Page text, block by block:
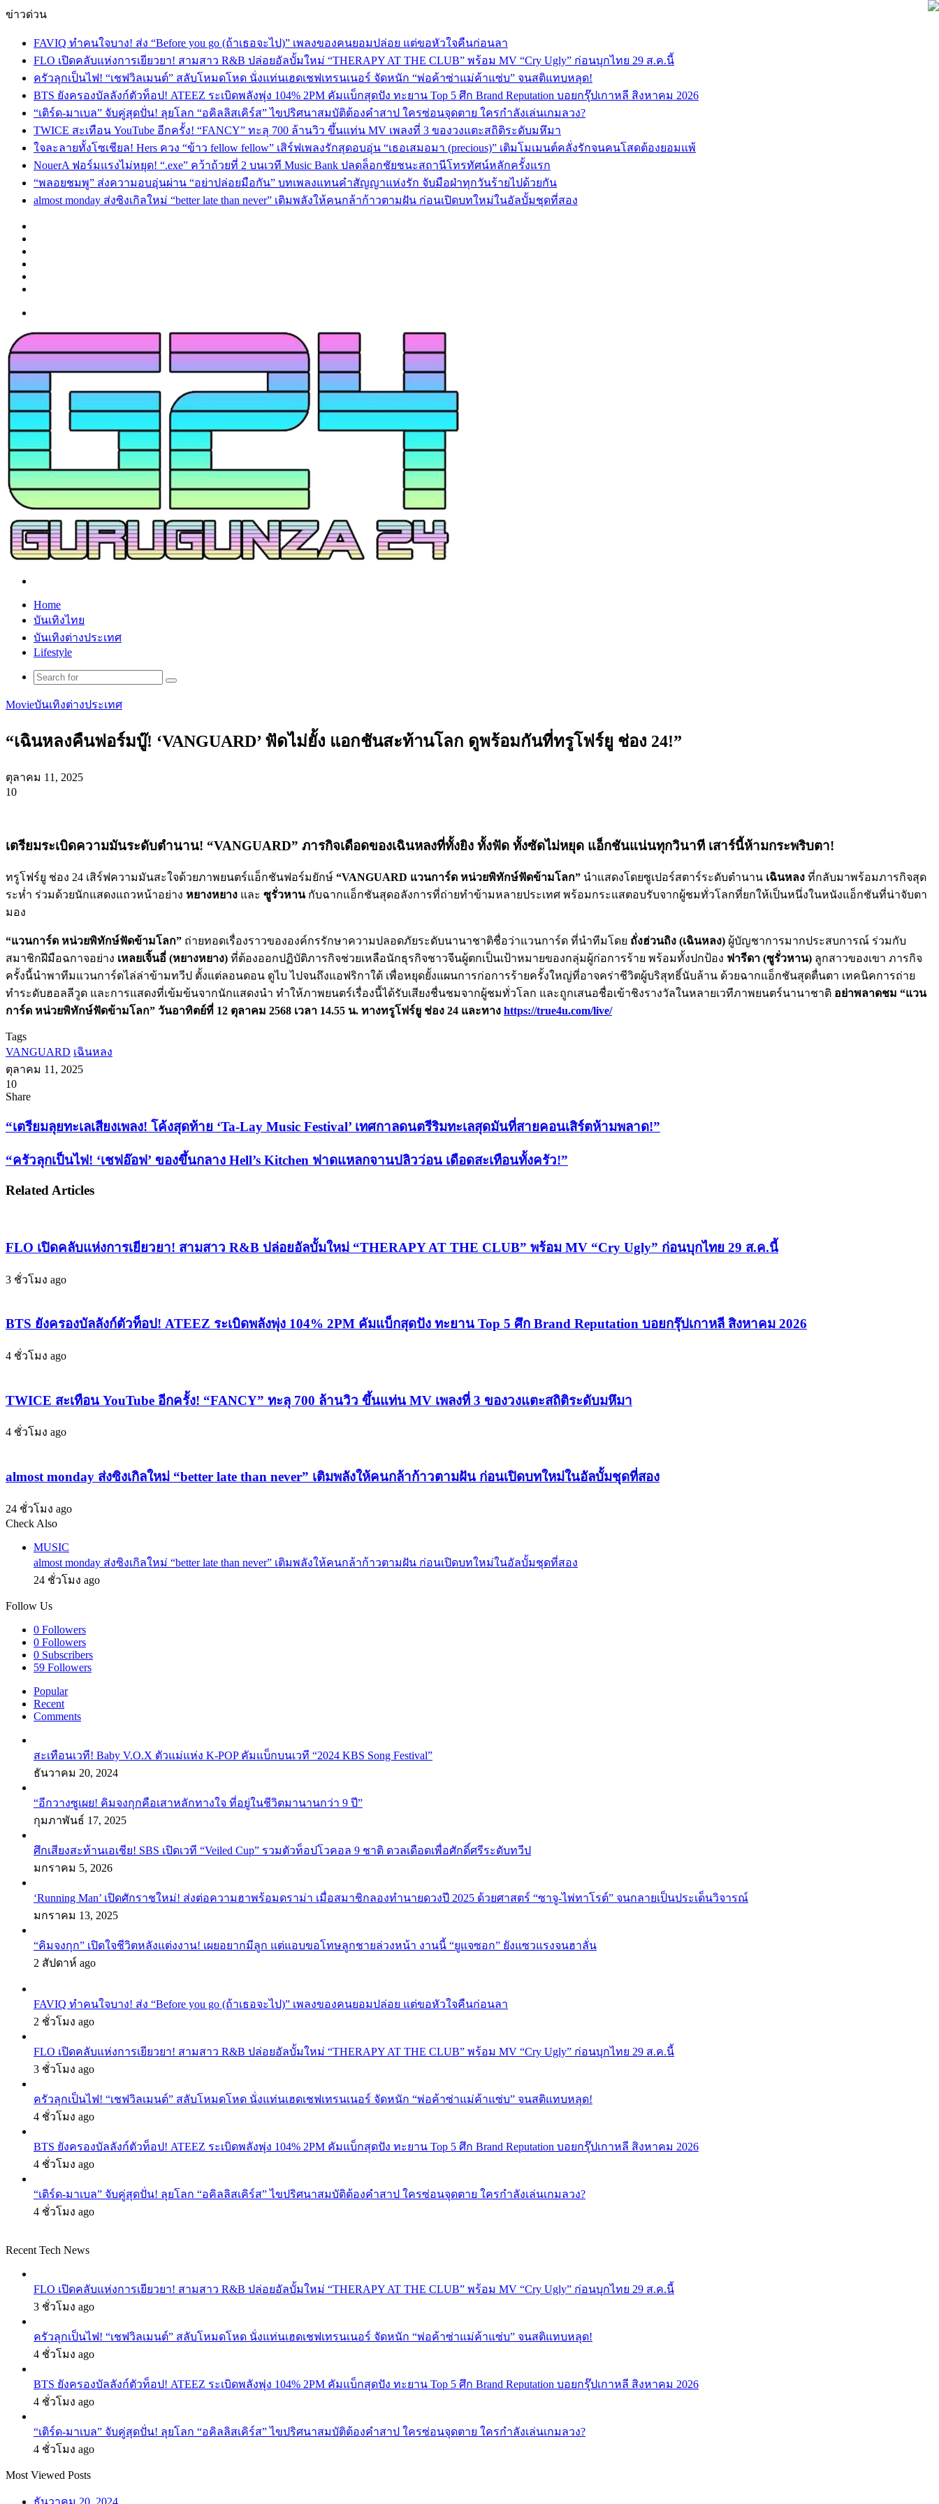
ข่าวด่วน
FAVIQ ทำคนใจบาง! ส่ง “Before you go (ถ้าเธอจะไป)” เพลงของคนยอมปล่อย แต่ขอหัวใจคืนก่อนลา
FLO เปิดคลับแห่งการเยียวยา! สามสาว R&B ปล่อยอัลบั้มใหม่ “THERAPY AT THE CLUB” พร้อม MV “Cry Ugly” ก่อนบุกไทย 29 ส.ค.นี้
ครัวลุกเป็นไฟ! “เชฟวิลเมนต์” สลับโหมดโหด นั่งแท่นเฮดเชฟเทรนเนอร์ จัดหนัก “พ่อค้าซ่าแม่ค้าแซ่บ” จนสติแทบหลุด!
BTS ยังครองบัลลังก์ตัวท็อป! ATEEZ ระเบิดพลังพุ่ง 104% 2PM คัมแบ็กสุดปัง ทะยาน Top 5 ศึก Brand Reputation บอยกรุ๊ปเกาหลี สิงหาคม 2026
“เติร์ด-มาเบล” จับคู่สุดปั่น! ลุยโลก “อคิลลิสเคิร์ส” ไขปริศนาสมบัติต้องคำสาป ใครซ่อนจุดตาย ใครกำลังเล่นเกมลวง?
TWICE สะเทือน YouTube อีกครั้ง! “FANCY” ทะลุ 700 ล้านวิว ขึ้นแท่น MV เพลงที่ 3 ของวงแตะสถิติระดับมหึมา
ใจละลายทั้งโซเชียล! Hers ควง “ข้าว fellow fellow” เสิร์ฟเพลงรักสุดอบอุ่น “เธอเสมอมา (precious)” เติมโมเมนต์คลั่งรักจนคนโสดต้องยอมแพ้
NouerA ฟอร์มแรงไม่หยุด! “.exe” คว้าถ้วยที่ 2 บนเวที Music Bank ปลดล็อกชัยชนะสถานีโทรทัศน์หลักครั้งแรก
“พลอยชมพู” ส่งความอบอุ่นผ่าน “อย่าปล่อยมือกัน” บทเพลงแทนคำสัญญาแห่งรัก จับมือฝ่าทุกวันร้ายไปด้วยกัน
almost monday ส่งซิงเกิลใหม่ “better late than never” เติมพลังให้คนกล้าก้าวตามฝัน ก่อนเปิดบทใหม่ในอัลบั้มชุดที่สอง
Home
บันเทิงไทย
บันเทิงต่างประเทศ
Lifestyle
Search
Movieบันเทิงต่างประเทศ
“เฉินหลงคืนฟอร์มบู๊! ‘VANGUARD’ ฟัดไม่ยั้ง แอกชันสะท้านโลก ดูพร้อมกันที่ทรูโฟร์ยู ช่อง 24!”
ตุลาคม 11, 2025
10
เตรียมระเบิดความมันระดับตำนาน! “VANGUARD” ภารกิจเดือดของเฉินหลงที่ทั้งยิง ทั้งฟัด ทั้งซัดไม่หยุด แอ็กชันแน่นทุกวินาที เสาร์นี้ห้ามกระพริบตา!
ทรูโฟร์ยู ช่อง 24 เสิร์ฟความมันสะใจด้วยภาพยนตร์แอ็กชันฟอร์มยักษ์ “VANGUARD แวนการ์ด หน่วยพิทักษ์ฟัดข้ามโลก” นำแสดงโดยซูเปอร์สตาร์ระดับตำนาน เฉินหลง ที่กลับมาพร้อมภารกิจสุด
ระห่ำ ร่วมด้วยนักแสดงแถวหน้าอย่าง หยางหยาง และ ซูรั่วหานกับฉากแอ็กชันสุดอลังการที่ถ่ายทำข้ามหลายประเทศ พร้อมกระแสตอบรับจากผู้ชมทั่วโลกที่ยกให้เป็นหนึ่งในหนังแอ็กชันที่น่าจับตา
มอง
“แวนการ์ด หน่วยพิทักษ์ฟัดข้ามโลก” ถ่ายทอดเรื่องราวขององค์กรรักษาความปลอดภัยระดับนานาชาติชื่อว่าแวนการ์ด ที่นำทีมโดย ถั่งฮ่วนถิง (เฉินหลง) ผู้บัญชาการมากประสบการณ์ ร่วมกับ
สมาชิกฝีมือฉกาจอย่าง เหลยเจิ้นอี่ (หยางหยาง) ที่ต้องออกปฏิบัติภารกิจช่วยเหลือนักธุรกิจชาวจีนผู้ตกเป็นเป้าหมายของกลุ่มผู้ก่อการร้าย พร้อมทั้งปกป้อง ฟารีดา (ซูรั่วหาน) ลูกสาวของเขา ภารกิจ
ครั้งนี้นำพาทีมแวนการ์ดไล่ล่าข้ามทวีป ตั้งแต่ลอนดอน ดูไบ ไปจนถึงแอฟริกาใต้ เพื่อหยุดยั้งแผนการก่อการร้ายครั้งใหญ่ที่อาจคร่าชีวิตผู้บริสุทธิ์นับล้าน ด้วยฉากแอ็กชันสุดตื่นตา เทคนิคการถ่าย
ทำระดับฮอลลีวูด และการแสดงที่เข้มข้นจากนักแสดงนำ ทำให้ภาพยนตร์เรื่องนี้ได้รับเสียงชื่นชมจากผู้ชมทั่วโลก และถูกเสนอชื่อเข้าชิงรางวัลในหลายเวทีภาพยนตร์นานาชาติ อย่าพลาดชม “แวน
การ์ด หน่วยพิทักษ์ฟัดข้ามโลก” วันอาทิตย์ที่ 12 ตุลาคม 2568 เวลา 14.55 น. ทางทรูโฟร์ยู ช่อง 24 และทาง https://true4u.com/live/
Tags
VANGUARD เฉินหลง
ตุลาคม 11, 2025
10
Facebook
X
Tumblr
Messenger
Messenger
Line
Share
via
Email
“เตรียม
ทะเล
เพลง!
‘Ta-
Lay
Music
Festival’
ริม
ทะเล
ที่
คอนเสิร์ต
พลาด!”
“เตรียมลุยทะเลเสียงเพลง! โค้งสุดท้าย ‘Ta-Lay Music Festival’ เทศกาลดนตรีริมทะเลสุดมันที่สายคอนเสิร์ตห้ามพลาด!”
“ครัว
เป็น
อ๊อฟ’
ขึ้น
Kitchen
แหลก
ว่อน
เดือด
ครัว!”
“ครัวลุกเป็นไฟ! ‘เชฟอ๊อฟ’ ของขึ้นกลาง Hell’s Kitchen ฟาดแหลกจานปลิวว่อน เดือดสะเทือนทั้งครัว!”
Related Articles
FLO เปิดคลับแห่งการเยียวยา! สามสาว R&B ปล่อยอัลบั้มใหม่ “THERAPY AT THE CLUB” พร้อม MV “Cry Ugly” ก่อนบุกไทย 29 ส.ค.นี้
3 ชั่วโมง ago
BTS ยังครองบัลลังก์ตัวท็อป! ATEEZ ระเบิดพลังพุ่ง 104% 2PM คัมแบ็กสุดปัง ทะยาน Top 5 ศึก Brand Reputation บอยกรุ๊ปเกาหลี สิงหาคม 2026
4 ชั่วโมง ago
TWICE สะเทือน YouTube อีกครั้ง! “FANCY” ทะลุ 700 ล้านวิว ขึ้นแท่น MV เพลงที่ 3 ของวงแตะสถิติระดับมหึมา
4 ชั่วโมง ago
almost monday ส่งซิงเกิลใหม่ “better late than never” เติมพลังให้คนกล้าก้าวตามฝัน ก่อนเปิดบทใหม่ในอัลบั้มชุดที่สอง
24 ชั่วโมง ago
Check Also
MUSIC
almost monday ส่งซิงเกิลใหม่ “better late than never” เติมพลังให้คนกล้าก้าวตามฝัน ก่อนเปิดบทใหม่ในอัลบั้มชุดที่สอง
24 ชั่วโมง ago
Follow Us
0 Followers
0 Followers
0 Subscribers
59 Followers
Popular
Recent
Comments
สะเทือนเวที! Baby V.O.X ตัวแม่แห่ง K-POP คัมแบ็กบนเวที “2024 KBS Song Festival”
ธันวาคม 20, 2024
“อีกวางซูเผย! คิมจงกุกคือเสาหลักทางใจ ที่อยู่ในชีวิตมานานกว่า 9 ปี”
กุมภาพันธ์ 17, 2025
ศึกเสียงสะท้านเอเชีย! SBS เปิดเวที “Veiled Cup” รวมตัวท็อปโวคอล 9 ชาติ ดวลเดือดเพื่อศักดิ์ศรีระดับทวีป
มกราคม 5, 2026
‘Running Man’ เปิดศักราชใหม่! ส่งต่อความฮาพร้อมดราม่า เมื่อสมาชิกลองทำนายดวงปี 2025 ด้วยศาสตร์ “ซาจู-ไพ่ทาโรต์” จนกลายเป็นประเด็นวิจารณ์
มกราคม 13, 2025
“คิมจงกุก” เปิดใจชีวิตหลังแต่งงาน! เผยอยากมีลูก แต่แอบขอโทษลูกชายล่วงหน้า งานนี้ “ยูแจซอก” ยังแซวแรงจนฮาลั่น
2 สัปดาห์ ago
FAVIQ ทำคนใจบาง! ส่ง “Before you go (ถ้าเธอจะไป)” เพลงของคนยอมปล่อย แต่ขอหัวใจคืนก่อนลา
2 ชั่วโมง ago
FLO เปิดคลับแห่งการเยียวยา! สามสาว R&B ปล่อยอัลบั้มใหม่ “THERAPY AT THE CLUB” พร้อม MV “Cry Ugly” ก่อนบุกไทย 29 ส.ค.นี้
3 ชั่วโมง ago
ครัวลุกเป็นไฟ! “เชฟวิลเมนต์” สลับโหมดโหด นั่งแท่นเฮดเชฟเทรนเนอร์ จัดหนัก “พ่อค้าซ่าแม่ค้าแซ่บ” จนสติแทบหลุด!
4 ชั่วโมง ago
BTS ยังครองบัลลังก์ตัวท็อป! ATEEZ ระเบิดพลังพุ่ง 104% 2PM คัมแบ็กสุดปัง ทะยาน Top 5 ศึก Brand Reputation บอยกรุ๊ปเกาหลี สิงหาคม 2026
4 ชั่วโมง ago
“เติร์ด-มาเบล” จับคู่สุดปั่น! ลุยโลก “อคิลลิสเคิร์ส” ไขปริศนาสมบัติต้องคำสาป ใครซ่อนจุดตาย ใครกำลังเล่นเกมลวง?
4 ชั่วโมง ago
Recent Tech News
FLO เปิดคลับแห่งการเยียวยา! สามสาว R&B ปล่อยอัลบั้มใหม่ “THERAPY AT THE CLUB” พร้อม MV “Cry Ugly” ก่อนบุกไทย 29 ส.ค.นี้
3 ชั่วโมง ago
ครัวลุกเป็นไฟ! “เชฟวิลเมนต์” สลับโหมดโหด นั่งแท่นเฮดเชฟเทรนเนอร์ จัดหนัก “พ่อค้าซ่าแม่ค้าแซ่บ” จนสติแทบหลุด!
4 ชั่วโมง ago
BTS ยังครองบัลลังก์ตัวท็อป! ATEEZ ระเบิดพลังพุ่ง 104% 2PM คัมแบ็กสุดปัง ทะยาน Top 5 ศึก Brand Reputation บอยกรุ๊ปเกาหลี สิงหาคม 2026
4 ชั่วโมง ago
“เติร์ด-มาเบล” จับคู่สุดปั่น! ลุยโลก “อคิลลิสเคิร์ส” ไขปริศนาสมบัติต้องคำสาป ใครซ่อนจุดตาย ใครกำลังเล่นเกมลวง?
4 ชั่วโมง ago
Most Viewed Posts
ธันวาคม 20, 2024